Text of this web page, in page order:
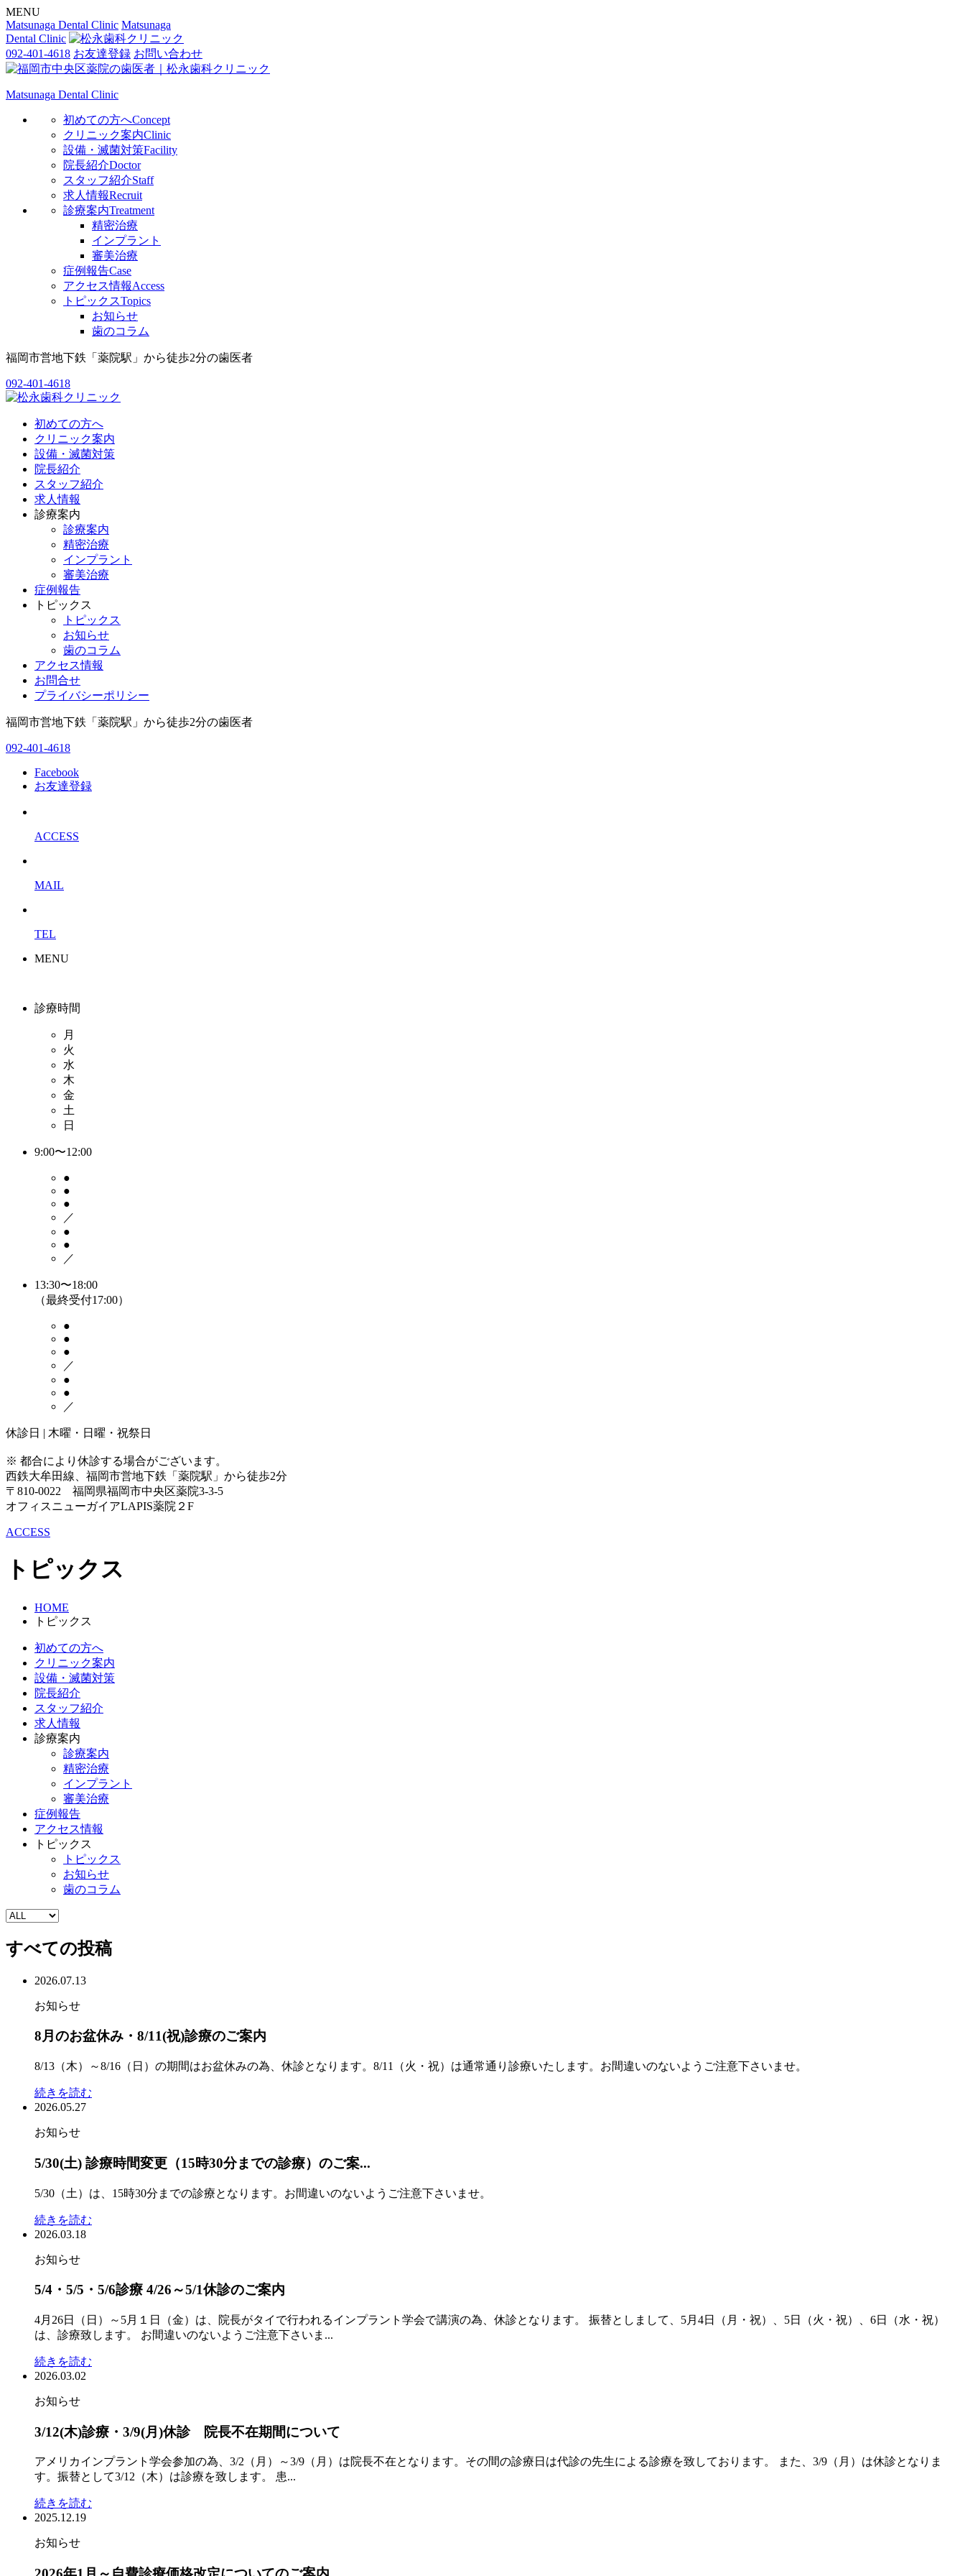
MENU
Matsunaga Dental Clinic Matsunaga
Dental Clinic
092-401-4618 お友達登録 お問い合わせ
Matsunaga Dental Clinic
初めての方へConcept
クリニック案内Clinic
設備・滅菌対策Facility
院長紹介Doctor
スタッフ紹介Staff
求人情報Recruit
診療案内Treatment
精密治療
インプラント
審美治療
症例報告Case
アクセス情報Access
トピックスTopics
お知らせ
歯のコラム
福岡市営地下鉄「薬院駅」から徒歩2分の歯医者
092-401-4618
初めての方へ
クリニック案内
設備・滅菌対策
院長紹介
スタッフ紹介
求人情報
診療案内
診療案内
精密治療
インプラント
審美治療
症例報告
トピックス
トピックス
お知らせ
歯のコラム
アクセス情報
お問合せ
プライバシーポリシー
福岡市営地下鉄「薬院駅」から徒歩2分の歯医者
092-401-4618
Facebook
お友達登録
ACCESS
MAIL
TEL
MENU
診療時間
月
火
水
木
金
土
日
9:00〜12:00
●
●
●
／
●
●
／
13:30〜18:00
（最終受付17:00）
●
●
●
／
●
●
／
休診日 | 木曜・日曜・祝祭日
※ 都合により休診する場合がございます。
西鉄大牟田線、 福岡市営地下鉄「薬院駅」から徒歩2分
〒810-0022 福岡県福岡市中央区薬院3-3-5
オフィスニューガイアLAPIS薬院２F
ACCESS
トピックス
HOME
トピックス
初めての方へ
クリニック案内
設備・滅菌対策
院長紹介
スタッフ紹介
求人情報
診療案内
診療案内
精密治療
インプラント
審美治療
症例報告
アクセス情報
トピックス
トピックス
お知らせ
歯のコラム
すべての投稿
2026.07.13
お知らせ
8月のお盆休み・8/11(祝)診療のご案内
8/13（木）～8/16（日）の期間はお盆休みの為、休診となります。8/11（火・祝）は通常通り診療いたします。お間違いのないようご注意下さいませ。
続きを読む
2026.05.27
お知らせ
5/30(土) 診療時間変更（15時30分までの診療）のご案...
5/30（土）は、15時30分までの診療となります。お間違いのないようご注意下さいませ。
続きを読む
2026.03.18
お知らせ
5/4・5/5・5/6診療 4/26～5/1休診のご案内
4月26日（日）～5月１日（金）は、院長がタイで行われるインプラント学会で講演の為、休診となります。 振替としまして、5月4日（月・祝）、5日（火・祝）、6日（水・祝）
は、診療致します。 お間違いのないようご注意下さいま...
続きを読む
2026.03.02
お知らせ
3/12(木)診療・3/9(月)休診 院長不在期間について
アメリカインプラント学会参加の為、3/2（月）～3/9（月）は院長不在となります。その間の診療日は代診の先生による診療を致しております。 また、3/9（月）は休診となりま
す。振替として3/12（木）は診療を致します。 患...
続きを読む
2025.12.19
お知らせ